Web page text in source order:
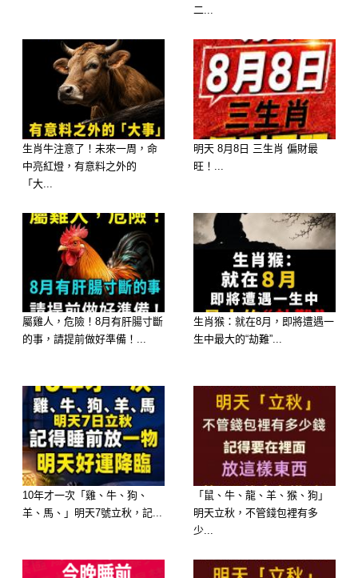
化，尤其是在6月2日、3日、4日這三
天，部分生肖的財運特別旺盛，不僅正
財穩定，偏財運更是悄悄升溫。無論是
工作上的額外獎金、意外收到紅包、投
資獲利，甚至是生活中的小驚喜，都有
快來看看，這次有哪些生肖受到財神爺
眷顧吧！
二...
生肖牛注意了！未來一周，命
中亮紅燈，有意料之外的
「大...
明天 8月8日 三生肖 偏財最
旺！...
屬雞人，危險！8月有肝腸寸斷
的事，請提前做好準備！...
生肖猴：就在8月，即將遭遇一
生中最大的“劫難”...
10年才一次「雞、牛、狗、
羊、馬、」明天7號立秋，記...
「鼠、牛、龍、羊、猴、狗」
明天立秋，不管錢包裡有多
少...